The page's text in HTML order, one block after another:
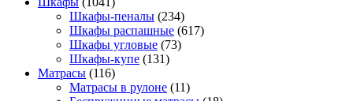
Шкафы-пеналы (234)
Шкафы распашные (617)
Шкафы угловые (73)
Шкафы-купе (131)
Матрасы (116)
Матрасы в рулоне (11)